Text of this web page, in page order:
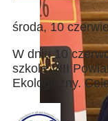
środa, 10
W dniu 10
szkole VIII
Ekologiczny.